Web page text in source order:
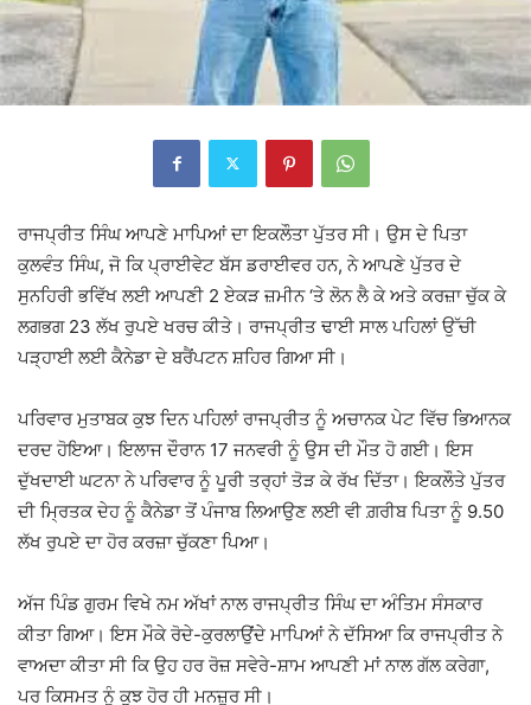
ਰਾਜਪ੍ਰੀਤ ਸਿੰਘ ਆਪਣੇ ਮਾਪਿਆਂ ਦਾ ਇਕਲੌਤਾ ਪੁੱਤਰ ਸੀ। ਉਸ ਦੇ ਪਿਤਾ
ਕੁਲਵੰਤ ਸਿੰਘ, ਜੋ ਕਿ ਪ੍ਰਾਈਵੇਟ ਬੱਸ ਡਰਾਈਵਰ ਹਨ, ਨੇ ਆਪਣੇ ਪੁੱਤਰ ਦੇ
ਸੁਨਹਿਰੀ ਭਵਿੱਖ ਲਈ ਆਪਣੀ 2 ਏਕੜ ਜ਼ਮੀਨ ‘ਤੇ ਲੋਨ ਲੈ ਕੇ ਅਤੇ ਕਰਜ਼ਾ ਚੁੱਕ ਕੇ
ਲਗਭਗ 23 ਲੱਖ ਰੁਪਏ ਖਰਚ ਕੀਤੇ। ਰਾਜਪ੍ਰੀਤ ਢਾਈ ਸਾਲ ਪਹਿਲਾਂ ਉੱਚੀ
ਪੜ੍ਹਾਈ ਲਈ ਕੈਨੇਡਾ ਦੇ ਬਰੈਂਪਟਨ ਸ਼ਹਿਰ ਗਿਆ ਸੀ।
ਪਰਿਵਾਰ ਮੁਤਾਬਕ ਕੁਝ ਦਿਨ ਪਹਿਲਾਂ ਰਾਜਪ੍ਰੀਤ ਨੂੰ ਅਚਾਨਕ ਪੇਟ ਵਿੱਚ ਭਿਆਨਕ
ਦਰਦ ਹੋਇਆ। ਇਲਾਜ ਦੌਰਾਨ 17 ਜਨਵਰੀ ਨੂੰ ਉਸ ਦੀ ਮੌਤ ਹੋ ਗਈ। ਇਸ
ਦੁੱਖਦਾਈ ਘਟਨਾ ਨੇ ਪਰਿਵਾਰ ਨੂੰ ਪੂਰੀ ਤਰ੍ਹਾਂ ਤੋੜ ਕੇ ਰੱਖ ਦਿੱਤਾ। ਇਕਲੌਤੇ ਪੁੱਤਰ
ਦੀ ਮ੍ਰਿਤਕ ਦੇਹ ਨੂੰ ਕੈਨੇਡਾ ਤੋਂ ਪੰਜਾਬ ਲਿਆਉਣ ਲਈ ਵੀ ਗ਼ਰੀਬ ਪਿਤਾ ਨੂੰ 9.50
ਲੱਖ ਰੁਪਏ ਦਾ ਹੋਰ ਕਰਜ਼ਾ ਚੁੱਕਣਾ ਪਿਆ।
ਅੱਜ ਪਿੰਡ ਗੁਰਮ ਵਿਖੇ ਨਮ ਅੱਖਾਂ ਨਾਲ ਰਾਜਪ੍ਰੀਤ ਸਿੰਘ ਦਾ ਅੰਤਿਮ ਸੰਸਕਾਰ
ਕੀਤਾ ਗਿਆ। ਇਸ ਮੌਕੇ ਰੋਦੇ-ਕੁਰਲਾਉਂਦੇ ਮਾਪਿਆਂ ਨੇ ਦੱਸਿਆ ਕਿ ਰਾਜਪ੍ਰੀਤ ਨੇ
ਵਾਅਦਾ ਕੀਤਾ ਸੀ ਕਿ ਉਹ ਹਰ ਰੋਜ਼ ਸਵੇਰੇ-ਸ਼ਾਮ ਆਪਣੀ ਮਾਂ ਨਾਲ ਗੱਲ ਕਰੇਗਾ,
ਪਰ ਕਿਸਮਤ ਨੂੰ ਕੁਝ ਹੋਰ ਹੀ ਮਨਜ਼ੂਰ ਸੀ।